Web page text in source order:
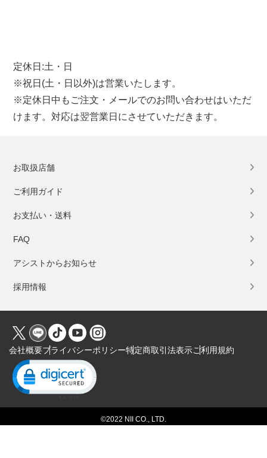
定休日:土・日
※祝日(土・日以外)は営業いたします。
※定休日中もご注文・メールでのお問い合わせはいただ
けます。対応は翌営業日にさせていただきます。
お取扱店舗
ご利用ガイド
お支払い・送料
FAQ
アシストからお知らせ
採用情報
会社概要プライバシーポリシー特定商取引法表示ご利用規約
Click to open certificate verification popup
©2022 NII CO., LTD.